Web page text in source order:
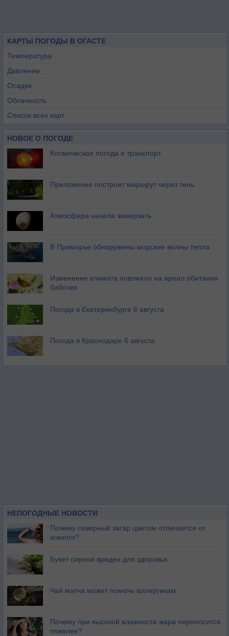
КАРТЫ ПОГОДЫ В ОГАСТЕ
Температура
Давление
Осадки
Облачность
Список всех карт
НОВОЕ О ПОГОДЕ
Космическая погода и транспорт
Приложение построит маршрут через тень
Атмосфера начала замерзать
В Приморье обнаружены морские волны тепла
Изменение климата повлияло на ареал обитания
бабочек
Погода в Екатеринбурге 6 августа
Погода в Краснодаре 6 августа
НЕПОГОДНЫЕ НОВОСТИ
Почему северный загар цветом отличается от
южного?
Букет сирени вреден для здоровья
Чай матча может помочь аллергикам
Почему при высокой влажности жара переносится
тяжелее?